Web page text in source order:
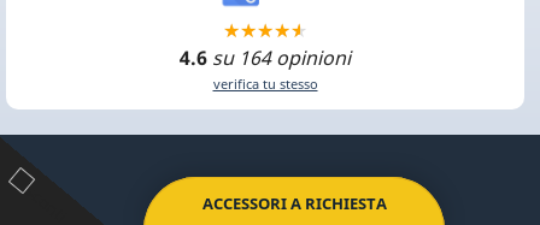
ACCESSORI A RICHIESTA
4.6 su 164 opinioni
verifica tu stesso